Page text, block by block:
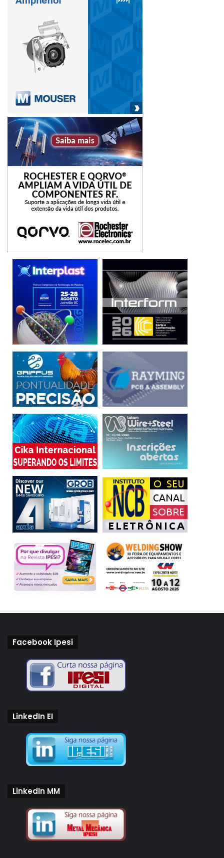
Facebook Ipesi
LinkedIn EI
LinkedIn MM